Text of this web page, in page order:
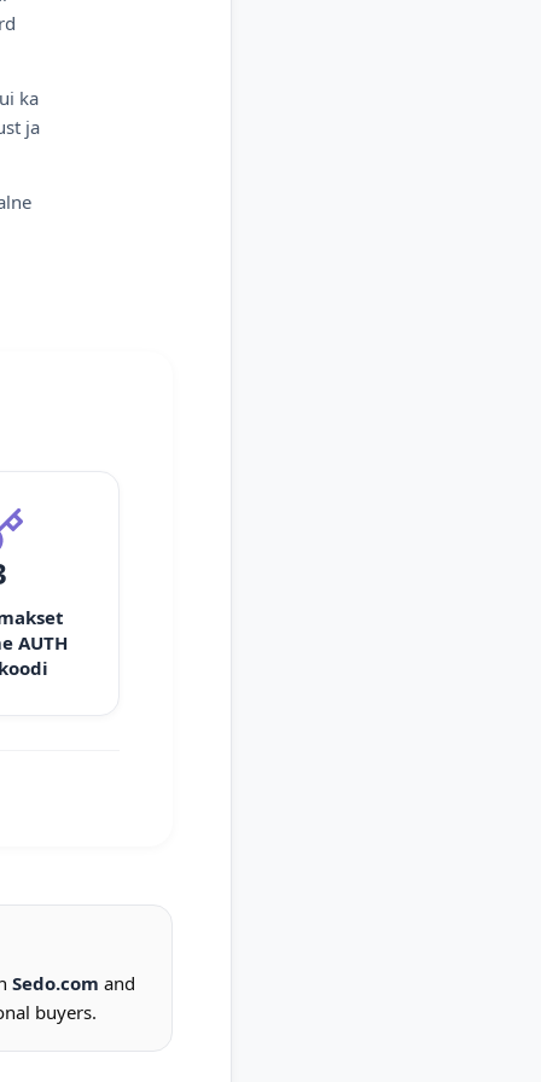
ka
ja
AUTH
Sedo.com and
buyers.